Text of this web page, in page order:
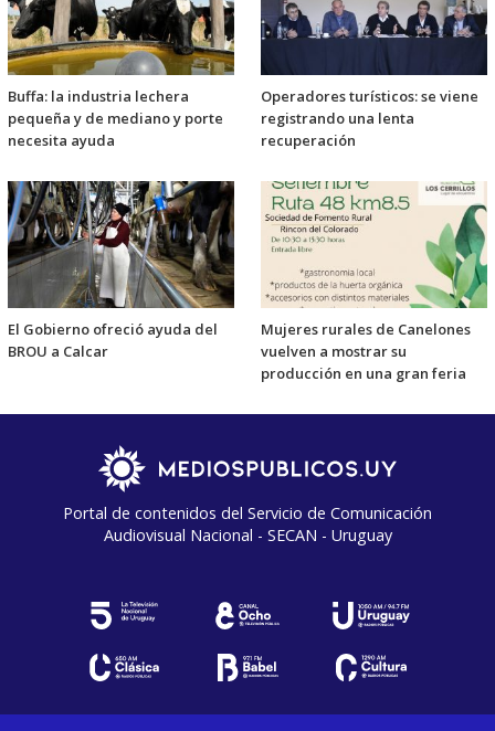
Buffa: la industria lechera
pequeña y de mediano y porte
necesita ayuda
Operadores turísticos: se viene
registrando una lenta
recuperación
El Gobierno ofreció ayuda del
BROU a Calcar
Mujeres rurales de Canelones
vuelven a mostrar su
producción en una gran feria
Portal de contenidos del Servicio de Comunicación
Audiovisual Nacional - SECAN - Uruguay